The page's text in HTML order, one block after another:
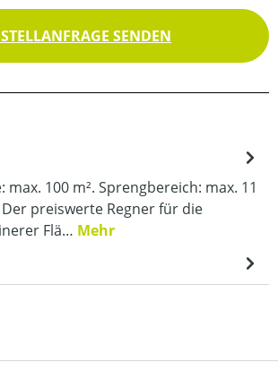
SENDEN
max. 100 m². Sprengbereich: max. 11
preiswerte Regner für die
Flä… Mehr